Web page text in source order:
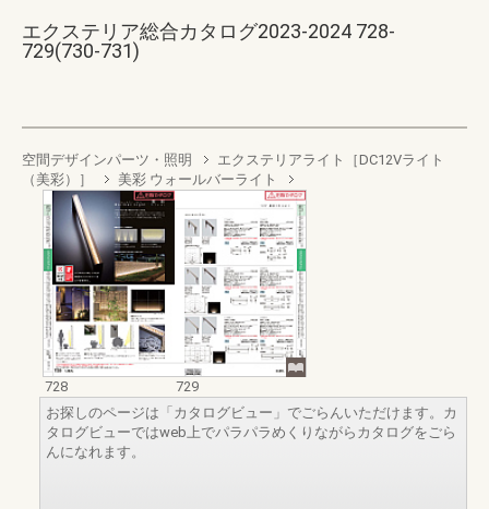
エクステリア総合カタログ2023-2024 728-
729(730-731)
空間デザインパーツ・照明
エクステリアライト［DC12Vライト
（美彩）］
美彩 ウォールバーライト
728
729
お探しのページは「カタログビュー」でごらんいただけます。カ
タログビューではweb上でパラパラめくりながらカタログをごら
んになれます。